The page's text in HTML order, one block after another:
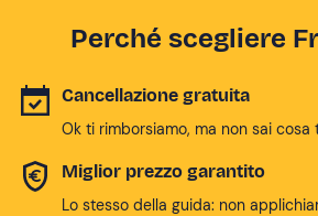
Perché scegliere
Cancellazione gratuita
Ok ti rimborsiamo, ma non sai cosa
Miglior prezzo garantito
Lo stesso della guida: non